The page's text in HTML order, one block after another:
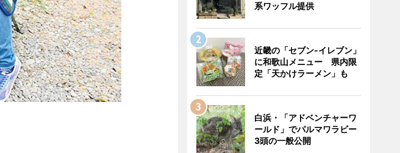
系ワッフル提供
近畿の「セブン-イレブン」
に和歌山メニュー 県内限
定「天かけラーメン」も
白浜・「アドベンチャーワ
ールド」でパルマワラビー
3頭の一般公開